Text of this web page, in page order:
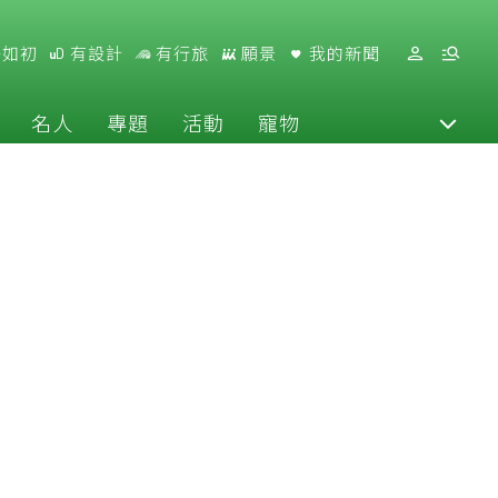
初 有設計 有行旅 願景 我的新聞
名人 專題 活動 寵物